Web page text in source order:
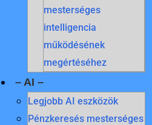
mesterséges
intelligencia
működésének
megértéséhez
– AI –
Legjobb AI eszközök
Pénzkeresés mesterséges